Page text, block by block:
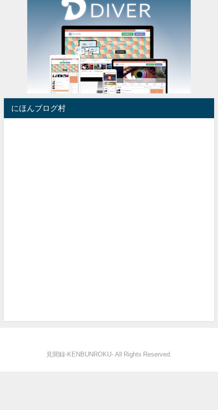
にほんブログ村
見聞録‐KENBUNROKU- All Rights Reserved.